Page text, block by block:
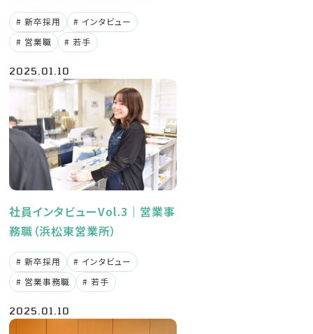
新卒採用
インタビュー
営業職
若手
2025.01.10
社員インタビューVol.3｜営業事
務職（浜松東営業所）
新卒採用
インタビュー
営業事務職
若手
2025.01.10